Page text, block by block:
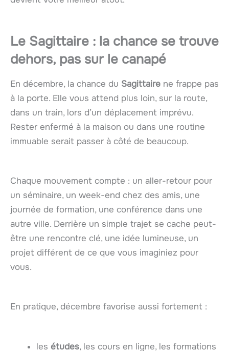
Le Sagittaire : la chance se trouve
dehors, pas sur le canapé
En décembre, la chance du Sagittaire ne frappe pas
à la porte. Elle vous attend plus loin, sur la route,
dans un train, lors d’un déplacement imprévu.
Rester enfermé à la maison ou dans une routine
immuable serait passer à côté de beaucoup.
Chaque mouvement compte : un aller-retour pour
un séminaire, un week-end chez des amis, une
journée de formation, une conférence dans une
autre ville. Derrière un simple trajet se cache peut-
être une rencontre clé, une idée lumineuse, un
projet différent de ce que vous imaginiez pour
vous.
En pratique, décembre favorise aussi fortement :
les études, les cours en ligne, les formations